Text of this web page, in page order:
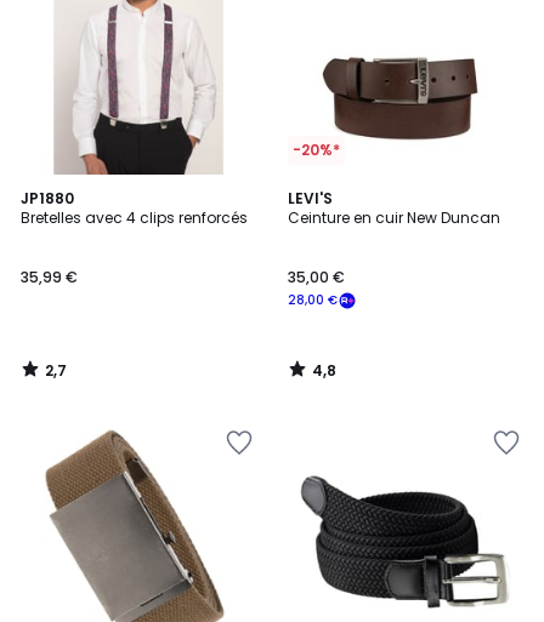
JP1880
Bretelles avec 4 clips renforcés
35,99 €
2,7
/ 5
2,7
/
-20%*
LEVI'S
Ceinture en cuir New Duncan
28,00 €
35,00 €
4,8
/ 5
4,8
/